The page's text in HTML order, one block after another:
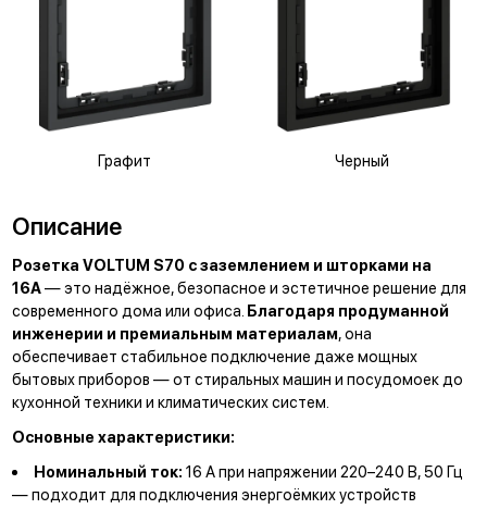
Графит Черный
Описание
Розетка VOLTUM S70 с заземлением и шторками на
16А— это надёжное, безопасное и эстетичное решение для
современного дома или офиса. Благодаря продуманной
инженерии и премиальным материалам, она
обеспечивает стабильное подключение даже мощных
бытовых приборов — от стиральных машин и посудомоек до
кухонной техники и климатических систем.
Основные характеристики:
Номинальный ток:16 А при напряжении 220–240 В, 50 Гц
— подходит для подключения энергоёмких устройств